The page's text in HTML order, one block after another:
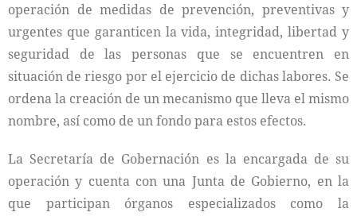
operación de medidas de prevención, preventivas y
urgentes que garanticen la vida, integridad, libertad y
seguridad de las personas que se encuentren en
situación de riesgo por el ejercicio de dichas labores. Se
ordena la creación de un mecanismo que lleva el mismo
nombre, así como de un fondo para estos efectos.
La Secretaría de Gobernación es la encargada de su
operación y cuenta con una Junta de Gobierno, en la
que participan órganos especializados como la